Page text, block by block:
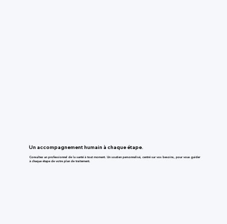
Un accompagnement humain à chaque étape.
Consultez un professionnel de la santé à tout moment. Un soutien personnalisé, centré sur vos besoins, pour vous guider
à chaque étape de votre plan de traitement.